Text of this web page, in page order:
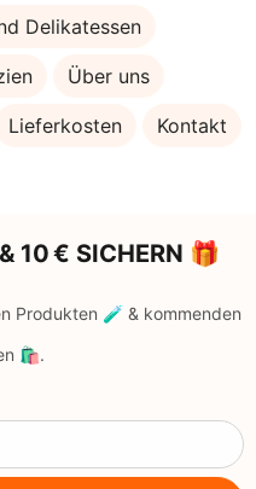
Delikatessen
Über uns
Lieferkosten Kontakt
10 € SICHERN 🎁
Produkten 🧪 & kommenden
🛍️.